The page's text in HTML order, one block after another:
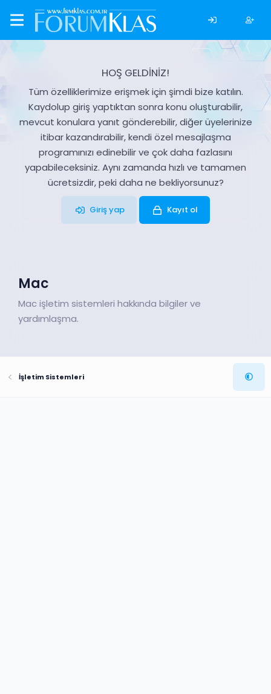
HOŞ GELDİNİZ!
Tüm özelliklerimize erişmek için şimdi bize katılın.
Kaydolup giriş yaptıktan sonra konu oluşturabilir,
mevcut konulara yanıt gönderebilir, diğer üyelerinize
itibar kazandırabilir, kendi özel mesajlaşma
programınızı edinebilir ve çok daha fazlasını
yapabileceksiniz. Aynı zamanda hızlı ve tamamen
ücretsizdir, peki daha ne bekliyorsunuz?
Giriş yap Kayıt ol
Mac
Mac işletim sistemleri hakkında bilgiler ve
yardımlaşma.
İşletim Sistemleri